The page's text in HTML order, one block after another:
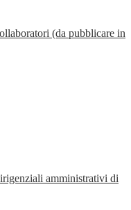
(da pubblicare in
amministrativi di